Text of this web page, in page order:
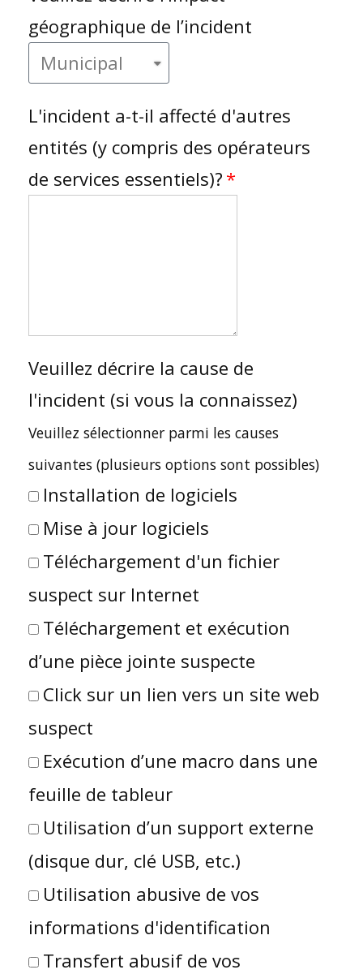
géographique de l’incident
L'incident a-t-il affecté d'autres
entités (y compris des opérateurs
de services essentiels)?
Veuillez décrire la cause de
l'incident (si vous la connaissez)
Veuillez sélectionner parmi les causes
suivantes (plusieurs options sont possibles)
Installation de logiciels
Mise à jour logiciels
Téléchargement d'un fichier
suspect sur Internet
Téléchargement et exécution
d’une pièce jointe suspecte
Click sur un lien vers un site web
suspect
Exécution d’une macro dans une
feuille de tableur
Utilisation d’un support externe
(disque dur, clé USB, etc.)
Utilisation abusive de vos
informations d'identification
Transfert abusif de vos